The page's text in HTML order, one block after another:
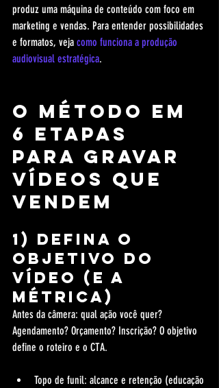
produz uma máquina de conteúdo com foco em
marketing e vendas. Para entender possibilidades
e formatos, veja como funciona a produção
audiovisual estratégica.
O método em
6 etapas
para gravar
vídeos que
vendem
1) Defina o
objetivo do
vídeo (e a
métrica)
Antes da câmera: qual ação você quer?
Agendamento? Orçamento? Inscrição? O objetivo
define o roteiro e o CTA.
Topo de funil: alcance e retenção (educação